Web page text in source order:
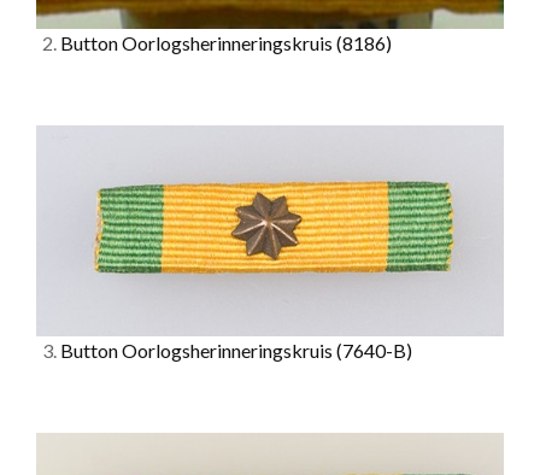
2. Button Oorlogsherinneringskruis (8186)
3. Button Oorlogsherinneringskruis (7640-B)